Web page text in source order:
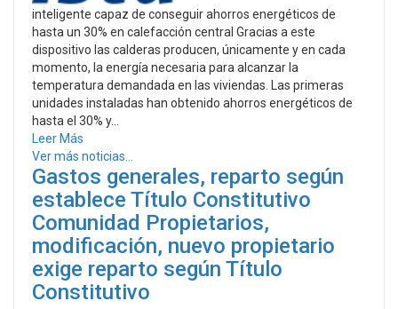
inteligente capaz de conseguir ahorros energéticos de
hasta un 30% en calefacción central Gracias a este
dispositivo las calderas producen, únicamente y en cada
momento, la energía necesaria para alcanzar la
temperatura demandada en las viviendas. Las primeras
unidades instaladas han obtenido ahorros energéticos de
hasta el 30% y...
Leer Más
Ver más noticias...
Gastos generales, reparto según
establece Título Constitutivo
Comunidad Propietarios,
modificación, nuevo propietario
exige reparto según Título
Constitutivo